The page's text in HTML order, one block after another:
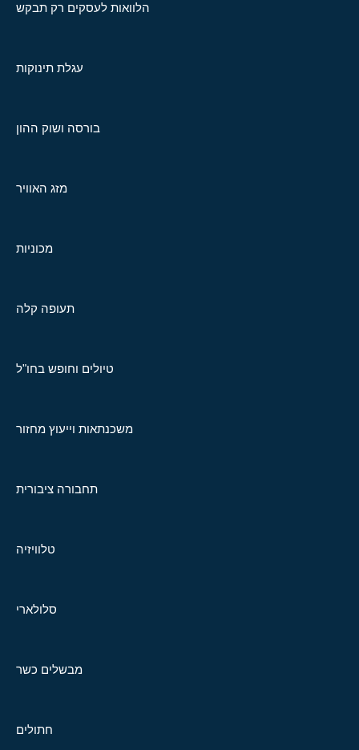
הלוואות לעסקים רק תבקש
עגלת תינוקות
בורסה ושוק ההון
מזג האוויר
מכוניות
תעופה קלה
טיולים וחופש בחו"ל
משכנתאות וייעוץ מחזור
תחבורה ציבורית
טלוויזיה
סלולארי
מבשלים כשר
חתולים